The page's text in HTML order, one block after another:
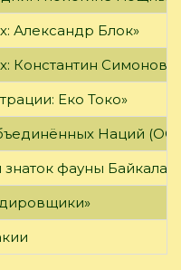
Александр Блок»
Константин Симонов»
Еко Токо»
Наций
фауны Байкала»